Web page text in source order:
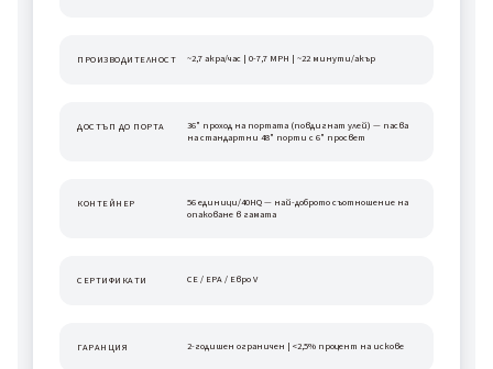
ПРОИЗВОДИТЕЛНОСТ ~2,7 акра/час | 0-7,7 MPH | ~22 минути/акър
ДОСТЪП ДО ПОРТА
36" проход на портата (повдигнат улей) — пасва
на стандартни 48" порти с 6" просвет
КОНТЕЙНЕР
56 единици/40HQ — най-доброто съотношение на
опаковане в гамата
СЕРТИФИКАТИ CE / EPA / Евро V
ГАРАНЦИЯ 2-годишен ограничен | <2,5% процент на искове